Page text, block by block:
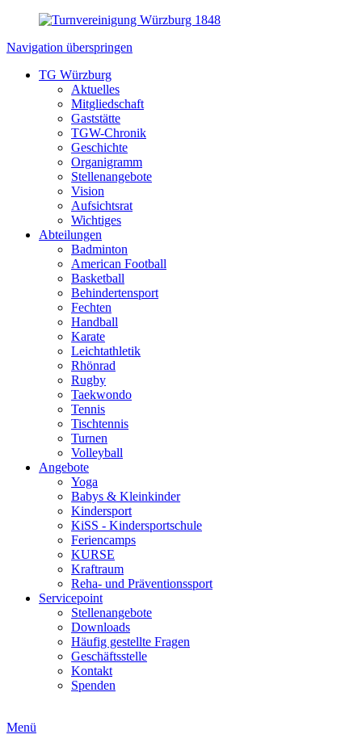
Navigation überspringen
TG Würzburg
Aktuelles
Mitgliedschaft
Gaststätte
TGW-Chronik
Geschichte
Organigramm
Stellenangebote
Vision
Aufsichtsrat
Wichtiges
Abteilungen
Badminton
American Football
Basketball
Behindertensport
Fechten
Handball
Karate
Leichtathletik
Rhönrad
Rugby
Taekwondo
Tennis
Tischtennis
Turnen
Volleyball
Angebote
Yoga
Babys & Kleinkinder
Kindersport
KiSS - Kindersportschule
Feriencamps
KURSE
Kraftraum
Reha- und Präventionssport
Servicepoint
Stellenangebote
Downloads
Häufig gestellte Fragen
Geschäftsstelle
Kontakt
Spenden
Menü